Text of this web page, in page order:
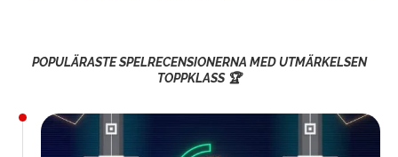
POPULÄRASTE SPELRECENSIONERNA MED UTMÄRKELSEN
TOPPKLASS 🏆